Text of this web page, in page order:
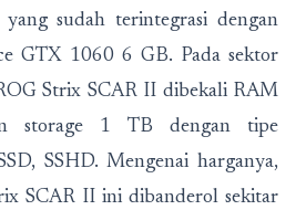
sudah terintegrasi dengan
GTX 1060 6 GB. Pada sektor
Strix SCAR II dibekali RAM
storage 1 TB dengan tipe
SSHD. Mengenai harganya,
SCAR II ini dibanderol sekitar